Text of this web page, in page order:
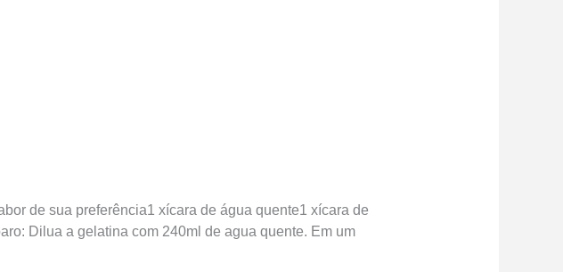
de sua preferência1 xícara de água quente1 xícara de
Dilua a gelatina com 240ml de agua quente. Em um